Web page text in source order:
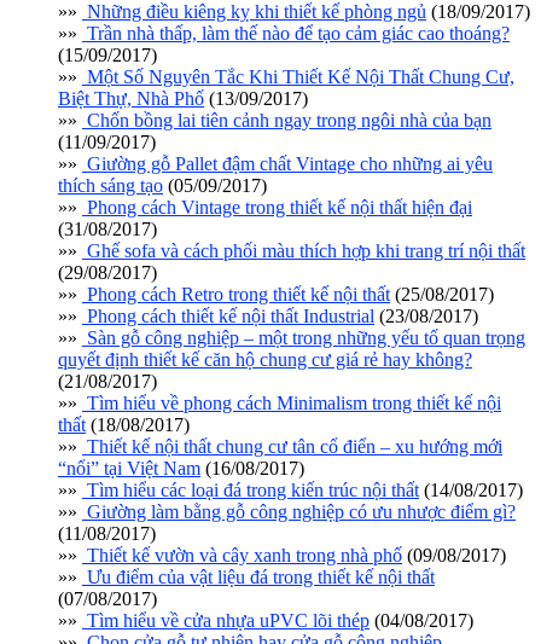
»» Những điều kiêng kỵ khi thiết kế phòng ngủ (18/09/2017)
»» Trần nhà thấp, làm thế nào để tạo cảm giác cao thoáng?
(15/09/2017)
»» Một Số Nguyên Tắc Khi Thiết Kế Nội Thất Chung Cư,
Biệt Thự, Nhà Phố (13/09/2017)
»» Chốn bồng lai tiên cảnh ngay trong ngôi nhà của bạn
(11/09/2017)
»» Giường gỗ Pallet đậm chất Vintage cho những ai yêu
thích sáng tạo (05/09/2017)
»» Phong cách Vintage trong thiết kế nội thất hiện đại
(31/08/2017)
»» Ghế sofa và cách phối màu thích hợp khi trang trí nội thất
(29/08/2017)
»» Phong cách Retro trong thiết kế nội thất (25/08/2017)
»» Phong cách thiết kế nội thất Industrial (23/08/2017)
»» Sàn gỗ công nghiệp – một trong những yếu tố quan trọng
quyết định thiết kế căn hộ chung cư giá rẻ hay không?
(21/08/2017)
»» Tìm hiểu về phong cách Minimalism trong thiết kế nội
thất (18/08/2017)
»» Thiết kế nội thất chung cư tân cổ điển – xu hướng mới
“nổi” tại Việt Nam (16/08/2017)
»» Tìm hiểu các loại đá trong kiến trúc nội thất (14/08/2017)
»» Giường làm bằng gỗ công nghiệp có ưu nhược điểm gì?
(11/08/2017)
»» Thiết kế vườn và cây xanh trong nhà phố (09/08/2017)
»» Ưu điểm của vật liệu đá trong thiết kế nội thất
(07/08/2017)
»» Tìm hiểu về cửa nhựa uPVC lõi thép (04/08/2017)